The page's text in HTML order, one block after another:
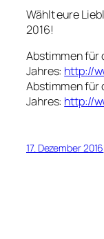
Wählt eure
2016!
Abstimmen für
Jahres: http://
Abstimmen für
Jahres: http://
17. Dezember 2016